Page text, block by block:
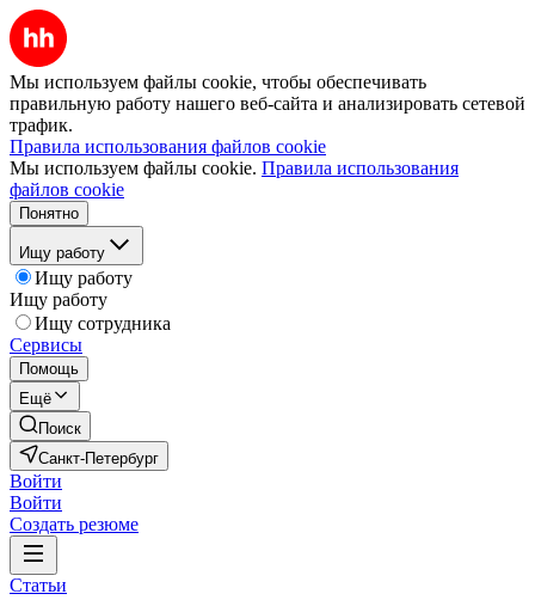
Мы используем файлы cookie, чтобы обеспечивать
правильную работу нашего веб-сайта и анализировать сетевой
трафик.
Правила использования файлов cookie
Мы используем файлы cookie. Правила использования
файлов cookie
Понятно
Ищу работу
Ищу работу
Ищу работу
Ищу сотрудника
Сервисы
Помощь
Ещё
Поиск
Санкт-Петербург
Войти
Войти
Создать резюме
Статьи